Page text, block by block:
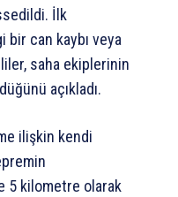
İlk
can kaybı veya
saha ekiplerinin
açıkladı.
ilişkin kendi
5 kilometre olarak